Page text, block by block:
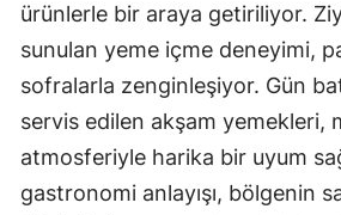
ürünlerle bir araya getiriliyor.
sunulan yeme içme deneyimi,
sofralarla zenginleşiyor. Gün
servis edilen akşam yemekleri,
atmosferiyle harika bir uyum
gastronomi anlayışı, bölgenin